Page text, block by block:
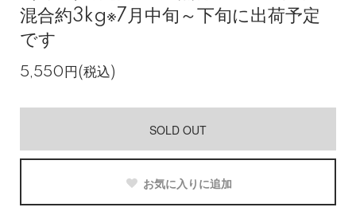
混合約3kg※7月中旬～下旬に出荷予定
です
5,550円(税込)
SOLD OUT
お気に入りに追加